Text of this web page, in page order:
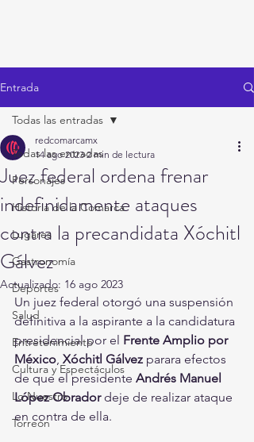
Entrada
Todas las entradas
Personajes
Historia de la Comarca
Lugares
Gastronomía
Deportes
Salud
Entretenimiento
Cultura y Espectáculos
Lo Nuestro
Torreón
Todas las entradas
Juez federal ordena frenar
indefinidamente ataques
contra la precandidata Xóchitl
Gálvez
redcomarcamx
14 ago 2023 2 min de lectura
Actualizado: 16 ago 2023
Un juez federal otorgó una suspensión
definitiva a la aspirante a la candidatura
presidencial por el Frente Amplio por
México, Xóchitl Gálvez parara efectos
de que el presidente Andrés Manuel
López Obrador deje de realizar ataque
en contra de ella.